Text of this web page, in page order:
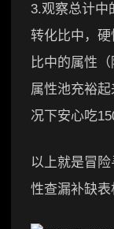
3.观察总计中
转化比中，
比中的属性
属性池充裕
况下安心吃
以上就是冒
性查漏补缺表